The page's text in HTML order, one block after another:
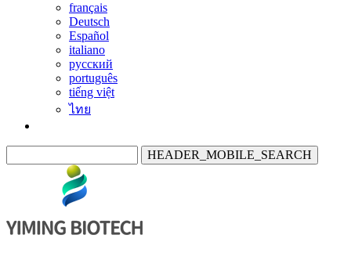
français
Deutsch
Español
italiano
русский
português
tiếng việt
ไทย
HEADER_MOBILE_SEARCH